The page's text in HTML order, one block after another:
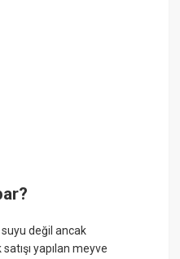
suyu değil ancak
yapılan meyve